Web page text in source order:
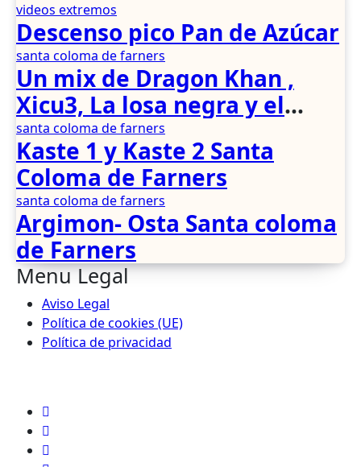
videos extremos
Descenso pico Pan de Azúcar
santa coloma de farners
Un mix de Dragon Khan ,
Xicu3, La losa negra y el
jabalí herido
santa coloma de farners
Kaste 1 y Kaste 2 Santa
Coloma de Farners
santa coloma de farners
Argimon- Osta Santa coloma
de Farners
Menu Legal
Aviso Legal
Política de cookies (UE)
Política de privacidad